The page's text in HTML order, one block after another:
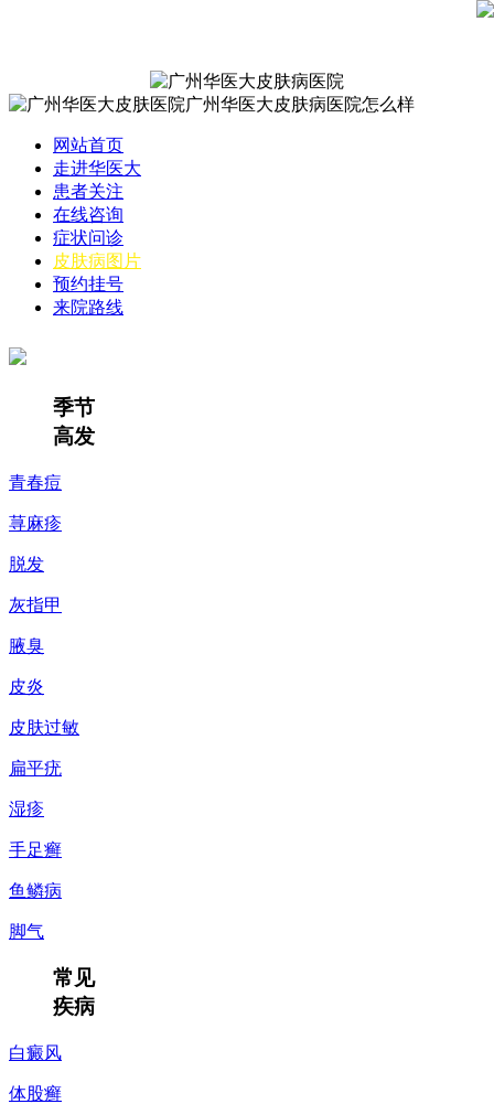
网站首页
走进华医大
患者关注
在线咨询
症状问诊
皮肤病图片
预约挂号
来院路线
季节
高发
青春痘
荨麻疹
脱发
灰指甲
腋臭
皮炎
皮肤过敏
扁平疣
湿疹
手足癣
鱼鳞病
脚气
常见
疾病
白癜风
体股癣